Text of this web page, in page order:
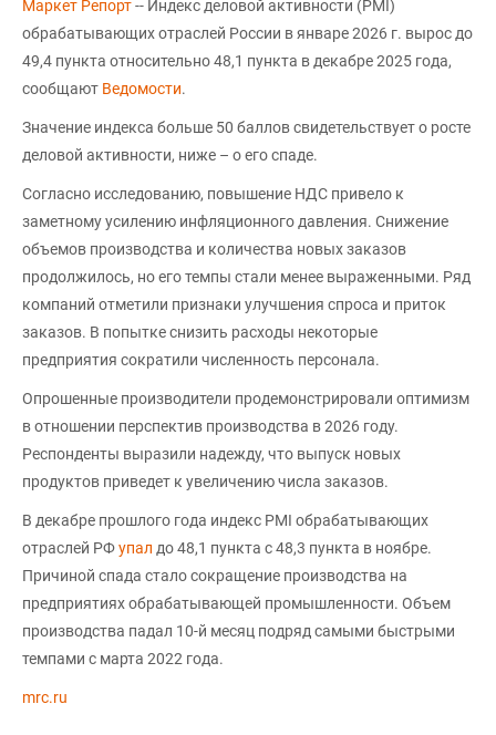
Маркет Репорт-- Индекс деловой активности (PMI)
обрабатывающих отраслей России в январе 2026 г. вырос до
49,4 пункта относительно 48,1 пункта в декабре 2025 года,
сообщают Ведомости.
Значение индекса больше 50 баллов свидетельствует о росте
деловой активности, ниже – о его спаде.
Согласно исследованию, повышение НДС привело к
заметному усилению инфляционного давления. Снижение
объемов производства и количества новых заказов
продолжилось, но его темпы стали менее выраженными. Ряд
компаний отметили признаки улучшения спроса и приток
заказов. В попытке снизить расходы некоторые
предприятия сократили численность персонала.
Опрошенные производители продемонстрировали оптимизм
в отношении перспектив производства в 2026 году.
Респонденты выразили надежду, что выпуск новых
продуктов приведет к увеличению числа заказов.
В декабре прошлого года индекс PMI обрабатывающих
отраслей РФупал до 48,1 пункта с 48,3 пункта в ноябре.
Причиной спада стало сокращение производства на
предприятиях обрабатывающей промышленности. Объем
производства падал 10-й месяц подряд самыми быстрыми
темпами с марта 2022 года.
mrc.ru